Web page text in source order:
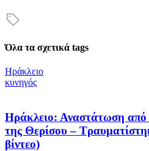
Όλα τα σχετικά tags
Ηράκλειο
κυνηγός
Ηράκλειο: Αναστάτωση από
της Θερίσου –
βίντεο)